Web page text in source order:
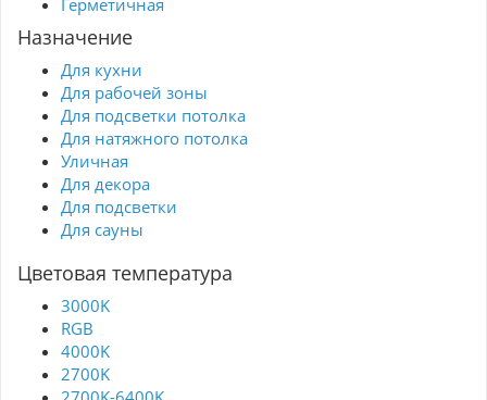
Герметичная
Назначение
Для кухни
Для рабочей зоны
Для подсветки потолка
Для натяжного потолка
Уличная
Для декора
Для подсветки
Для сауны
Цветовая температура
3000K
RGB
4000K
2700K